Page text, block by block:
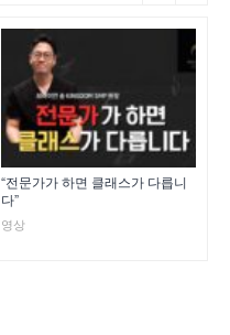
“전문가가 하면 클래스가 다릅니
다”
영상